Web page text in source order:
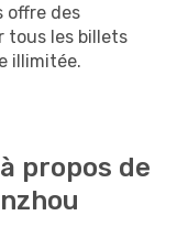
offre des
tous les billets
illimitée.
propos de